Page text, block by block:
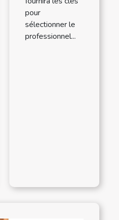
pour
sélectionner le
professionnel...